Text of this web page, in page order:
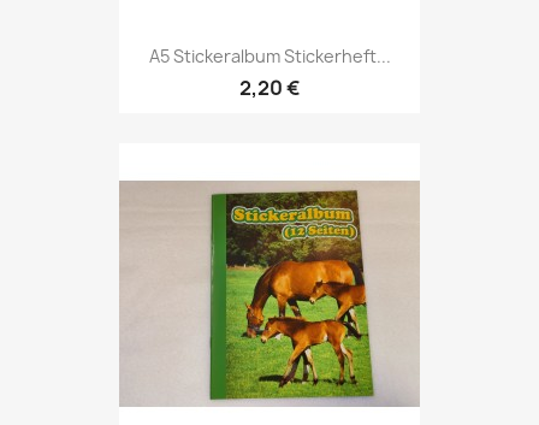
A5 Stickeralbum Stickerheft...
2,20 €